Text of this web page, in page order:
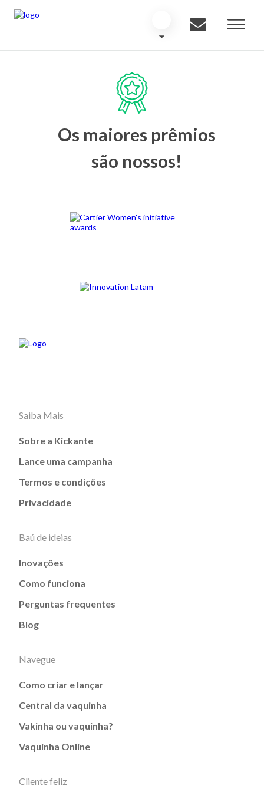
Os maiores prêmios
são nossos!
Saiba Mais
Sobre a Kickante
Lance uma campanha
Termos e condições
Privacidade
Baú de ideias
Inovações
Como funciona
Perguntas frequentes
Blog
Navegue
Como criar e lançar
Central da vaquinha
Vakinha ou vaquinha?
Vaquinha Online
Cliente feliz